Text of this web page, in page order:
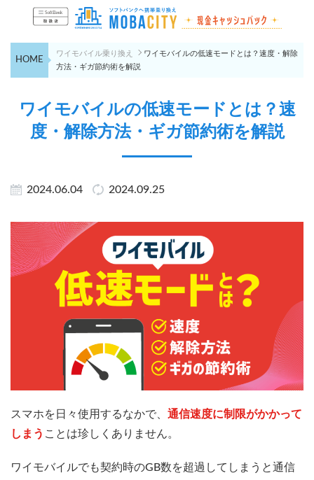
HOME
ワイモバイル乗り換え
ワイモバイルの低速モードとは？速度・解除
方法・ギガ節約術を解説
ワイモバイルの低速モードとは？速
度・解除方法・ギガ節約術を解説
2024.06.04 2024.09.25
スマホを日々使用するなかで、 通信速度に制限がかかって
しまう ことは珍しくありません。
ワイモバイルでも契約時のGB数を超過してしまうと通信